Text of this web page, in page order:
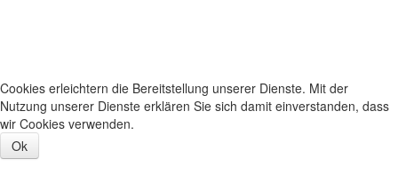
Cookies erleichtern die Bereitstellung unserer Dienste. Mit der
Nutzung unserer Dienste erklären Sie sich damit einverstanden, dass
wir Cookies verwenden.
Ok